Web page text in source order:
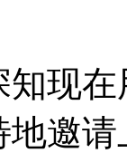
在
地邀